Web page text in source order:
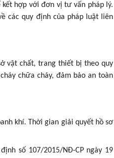
hợp với đơn vị tư vấn pháp lý.
các quy định của pháp luật liên
vật chất, trang thiết bị theo quy
chữa cháy, đảm bảo an toàn
khí. Thời gian giải quyết hồ sơ
số 107/2015/NĐ-CP ngày 19